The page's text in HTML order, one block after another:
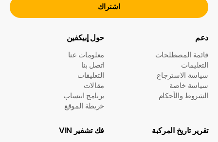
اشتراك
حول إبيكفين
معلومات عنا
اتصل بنا
التعليقات
مقالات
برنامج انتساب
خريطة الموقع
دعم
قائمة المصطلحات
التعليمات
سياسة الاسترجاع
سياسة خاصة
الشروط والأحكام
فك تشفير VIN تقرير تاريخ المركبة